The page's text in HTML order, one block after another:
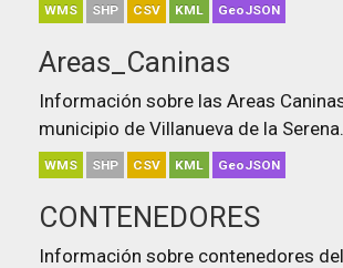
WMS SHP CSV KML GeoJSON
Areas_Caninas
Información sobre las Areas
municipio de Villanueva de la Serena.
WMS SHP CSV KML GeoJSON
CONTENEDORES
Información sobre contenedores